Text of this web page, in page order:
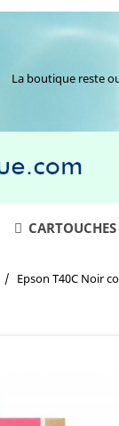
La boutique reste
Epson T40C Noir